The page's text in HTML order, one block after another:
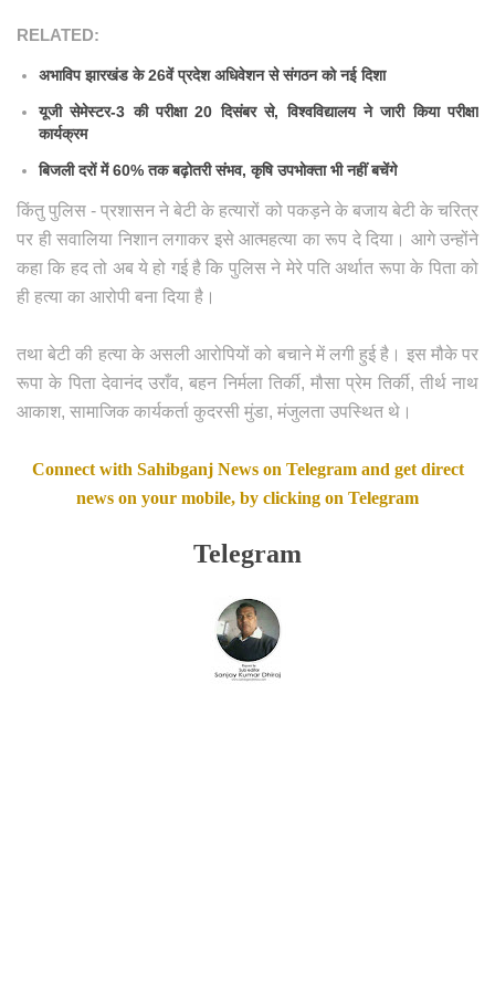
RELATED:
अभाविप झारखंड के 26वें प्रदेश अधिवेशन से संगठन को नई दिशा
यूजी सेमेस्टर-3 की परीक्षा 20 दिसंबर से, विश्वविद्यालय ने जारी किया परीक्षा
कार्यक्रम
बिजली दरों में 60% तक बढ़ोतरी संभव, कृषि उपभोक्ता भी नहीं बचेंगे
किंतु पुलिस - प्रशासन ने बेटी के हत्यारों को पकड़ने के बजाय बेटी के चरित्र
पर ही सवालिया निशान लगाकर इसे आत्महत्या का रूप दे दिया। आगे उन्होंने
कहा कि हद तो अब ये हो गई है कि पुलिस ने मेरे पति अर्थात रूपा के पिता को
ही हत्या का आरोपी बना दिया है।
तथा बेटी की हत्या के असली आरोपियों को बचाने में लगी हुई है। इस मौके पर
रूपा के पिता देवानंद उराँव, बहन निर्मला तिर्की, मौसा प्रेम तिर्की, तीर्थ नाथ
आकाश, सामाजिक कार्यकर्ता कुदरसी मुंडा, मंजुलता उपस्थित थे।
Connect with Sahibganj News on Telegram and get direct
news on your mobile, by clicking on Telegram
Telegram